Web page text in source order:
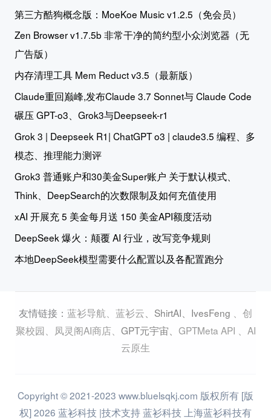
第三方酷狗概念版：MoeKoe Music v1.2.5（免会员）
Zen Browser v1.7.5b 非常干净的简约型小众浏览器（无
广告版）
内存清理工具 Mem Reduct v3.5（最新版）
Claude重回巅峰,发布Claude 3.7 Sonnet与 Claude Code
碾压 GPT-o3、Grok3与Deepseek-r1
Grok 3 | Deepseek R1| ChatGPT o3 | claude3.5 编程、多
模态、推理能力测评
Grok3 普通账户和30美金Super账户 关于默认模式、
Think、DeepSearch的次数限制及如何充值使用
xAI 开展充 5 美金每月送 150 美金API额度活动
DeepSeek 爆火：颠覆 AI 行业，改写竞争规则
本地DeepSeek模型需要什么配置以及各配置跑分
友情链接： 蓝衫导航 蓝衫云 ShirtAI IvesFeng
创
聚校园
凤灵阁AI商店、 GPT元宇宙 GPTMeta API
AI
云原生
Copyright © 2021-2023 www.bluelsqkj.com 版权所有 [版
权] 2026 蓝衫科技 |技术支持 蓝衫科技 上海蓝衫科技有